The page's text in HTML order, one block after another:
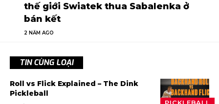
thế giới Swiatek thua Sabalenka ở
bán kết
2 NĂM AGO
TIN CÙNG LOẠI
Roll vs Flick Explained – The Dink
Pickleball